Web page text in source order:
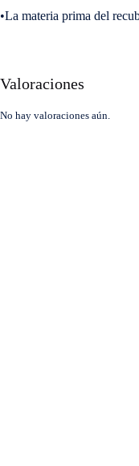
•La materia prima del
Valoraciones
No hay valoraciones aún.